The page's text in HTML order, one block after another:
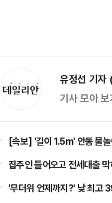
유정선 기
기사 모아
[속보] '길이 1.5m' 안동 물
집주인 들어오고 전세대출
'무더위 언제까지?' 낮 최고